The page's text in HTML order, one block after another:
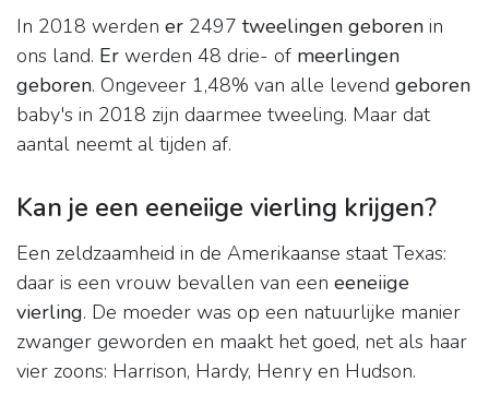
In 2018 werden er 2497 tweelingen geboren in
ons land. Er werden 48 drie- of meerlingen
geboren. Ongeveer 1,48% van alle levend geboren
baby's in 2018 zijn daarmee tweeling. Maar dat
aantal neemt al tijden af.
Kan je een eeneiige vierling krijgen?
Een zeldzaamheid in de Amerikaanse staat Texas:
daar is een vrouw bevallen van een eeneiige
vierling. De moeder was op een natuurlijke manier
zwanger geworden en maakt het goed, net als haar
vier zoons: Harrison, Hardy, Henry en Hudson.